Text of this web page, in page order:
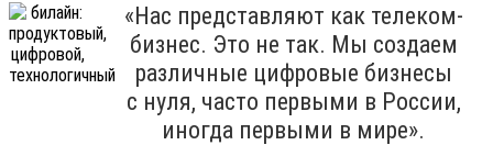
«Нас представляют как телеком-
бизнес. Это не так. Мы создаем
различные цифровые бизнесы
с нуля, часто первыми в России,
иногда первыми в мире».